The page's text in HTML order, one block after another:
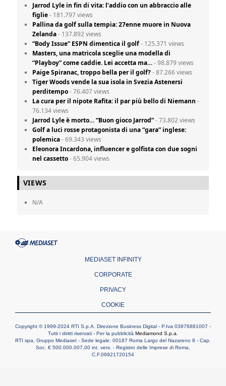
Jarrod Lyle in fin di vita: l’addio con un abbraccio alle
figlie- 181.797 views
Pallina da golf sulla tempia: 27enne muore in Nuova
Zelanda- 137.892 views
“Body Issue” ESPN dimentica il golf- 125.371 views
Masters, una matricola sceglie una modella di
“Playboy” come caddie. Lei accetta ma…- 98.879 views
Paige Spiranac, troppo bella per il golf?- 87.266 views
Tiger Woods vende la sua isola in Svezia Astenersi
perditempo- 76.407 views
La cura per il nipote Rafita: il par più bello di Niemann -
76.134 views
Jarrod Lyle è morto… “Buon gioco Jarrod”- 73.802 views
Golf a luci rosse protagonista di una “gara” inglese:
polemica- 69.343 views
Eleonora Incardona, influencer e golfista con due sogni
nel cassetto- 65.904 views
VIEWS
N/A
MEDIASET INFINITY
CORPORATE
PRIVACY
COOKIE
Copyright © 1999-2024 RTI S.p.A. Direzione Business Digital - P.Iva 03976881007 -
Tutti i diritti riservati - Per la pubblicità Mediamond S.p.a.
RTI spa, Gruppo Mediaset - Sede legale: 00187 Roma Largo del Nazareno 8 - Cap.
Soc. € 500.000.007,00 int. vers. - Registro delle Imprese di Roma,
C.F.06921720154